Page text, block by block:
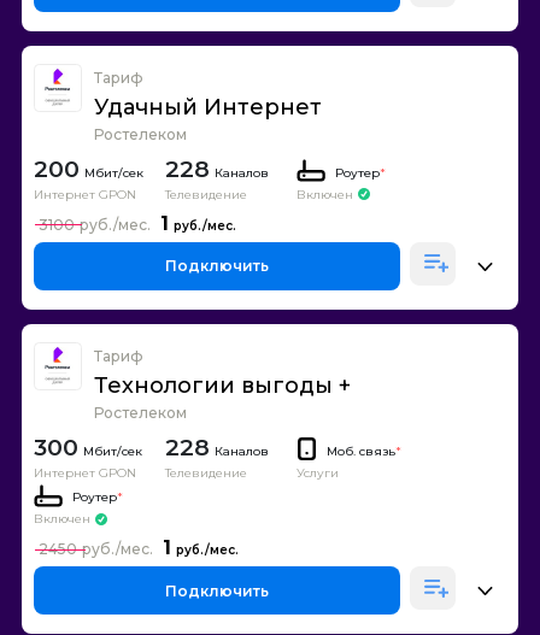
Тариф
Удачный Интернет
Ростелеком
200
Интернет GPON
228 Каналов
Телевидение
Роутер*
Включен
1
3100
Подключить
Тариф
Технологии выгоды +
Ростелеком
300
Интернет GPON
228 Каналов
Телевидение
Моб. связь*
Услуги
Роутер*
Включен
1
2450
Подключить